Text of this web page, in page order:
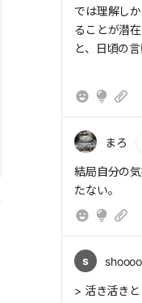
私は全ての
では理解し
ることが潜
と、日頃の
命と宿命に
だと諦めな
での修行な
だったので
まろ
もっと読む
結局自分の
たない。
s
もっと読む
> 活き活き